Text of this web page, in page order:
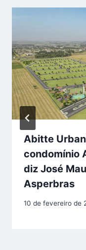
Abitte
condomínio
diz José
Asperbras
10 de fevereiro de